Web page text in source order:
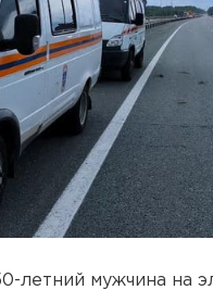
летний мужчина на